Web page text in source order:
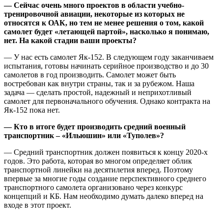
— Сейчас очень много проектов в области учебно-
тренировочной авиации, некоторые из которых не
относятся к ОАК, но тем не менее решения о том, какой
самолет будет «летающей партой», насколько я понимаю,
нет. На какой стадии ваши проекты?
— У нас есть самолет Як-152. В следующем году заканчиваем
испытания, готовы начинать серийное производство и до 30
самолетов в год производить. Самолет может быть
востребован как внутри страны, так и за рубежом. Наша
задача — сделать простой, надежный и неприхотливый
самолет для первоначального обучения. Однако контракта на
Як-152 пока нет.
— Кто в итоге будет производить средний военный
транспортник – «Ильюшин» или «Туполев»?
— Средний транспортник должен появиться к концу 2020-х
годов. Это работа, которая во многом определяет облик
транспортной линейки на десятилетия вперед. Поэтому
впервые за многие годы создание перспективного среднего
транспортного самолета организовано через конкурс
концепций и КБ. Нам необходимо думать далеко вперед на
входе в этот проект.